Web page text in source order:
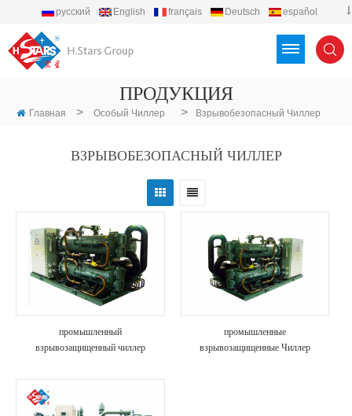
русский English français Deutsch
español
ПРОДУКЦИЯ
Главная > Особый Чиллер > Взрывобезопасный Чиллер
ВЗРЫВОБЕЗОПАСНЫЙ ЧИЛЛЕР
промышленный
взрывозащищенный чиллер
промышленные
взрывозащищенные Чиллер